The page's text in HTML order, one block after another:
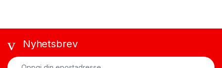
Nyhetsbrev